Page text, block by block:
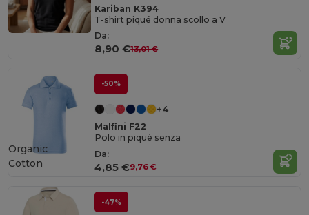
Kariban K394
T-shirt piqué donna scollo a V
Da:
8,90 €13,01 €
-50%
+4
Malfini F22
Polo in piqué senza
Da:
4,85 €9,76 €
Organic
Cotton
-47%